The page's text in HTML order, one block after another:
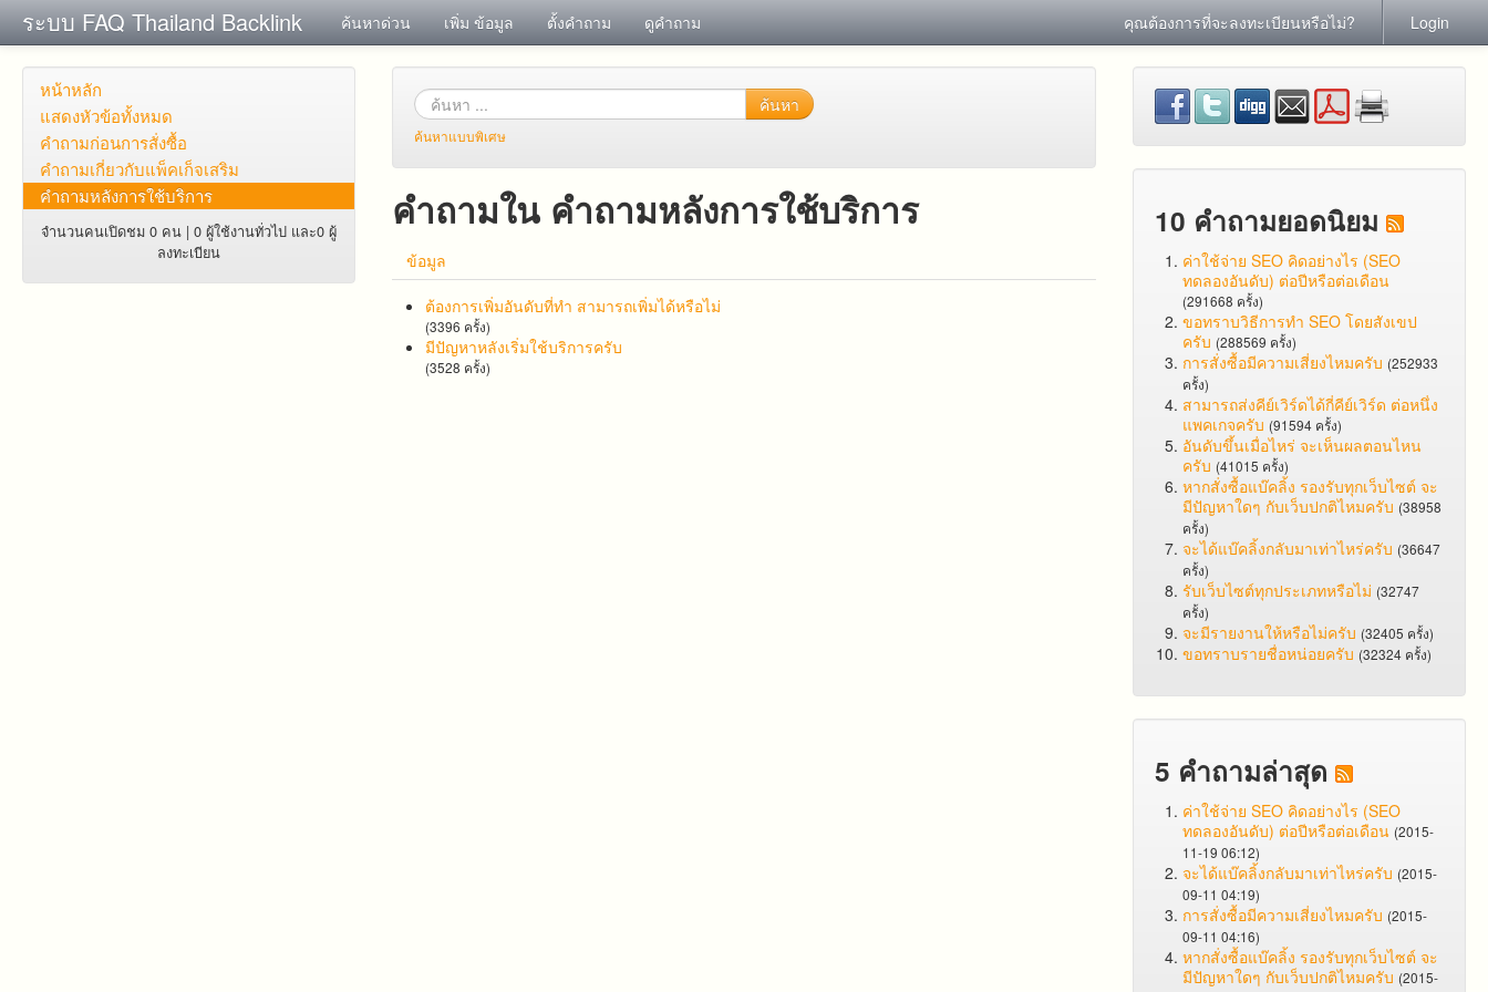
ระบบ FAQ Thailand Backlink ค้นหาด่วน เพิ่ม ข้อมูล ตั้งคำถาม ดูคำถาม คุณต้องการที่จะลงทะเบียนหรือไม่? Login
หน้าหลัก
แสดงหัวข้อทั้งหมด
คำถาม​ก่อน​การ​สั่งซื้อ​
คำถาม​เกี่ยว​กับ​แพ็คเก็จ​เสริม
คำถามหลังการใช้บริการ
จำนวนคนเปิดชม 0 คน | 0 ผู้ใช้งานทั่วไป และ0 ผู้
ลงทะเบียน
ค้นหา
ค้นหาแบบพิเศษ
คำถามใน คำถามหลังการใช้บริการ
ข้อมูล
ต้องการเพิ่มอันดับที่ทำ สามารถเพิ่มได้หรือไม่
(3396 ครั้ง)
มีปัญหาหลังเริ่มใช้บริการครับ
(3528 ครั้ง)
10 คำถามยอดนิยม
ค่าใช้จ่าย SEO คิดอย่างไร (SEO
ทดลองอันดับ) ต่อปีหรือต่อเดือน
(291668 ครั้ง)
ขอทราบวิธีการทำ SEO โดยสังเขป
ครับ (288569 ครั้ง)
การสั่งซื้อมีความเสี่ยงไหมครับ (252933
ครั้ง)
สามารถส่งคีย์เวิร์ดได้กี่คีย์เวิร์ด ต่อหนึ่ง
แพคเกจครับ (91594 ครั้ง)
อันดับขึ้นเมื่อไหร่ จะเห็นผลตอนไหน
ครับ (41015 ครั้ง)
หากสั่งซื้อแบ๊คลิ้ง รองรับทุกเว็บไซต์ จะ
มีปัญหาใดๆ กับเว็บปกติไหมครับ (38958
ครั้ง)
จะได้แบ๊คลิ้งกลับมาเท่าไหร่ครับ (36647
ครั้ง)
รับเว็บไซต์ทุกประเภทหรือไม่ (32747
ครั้ง)
จะมีรายงานให้หรือไม่ครับ (32405 ครั้ง)
ขอทราบรายชื่อหน่อยครับ (32324 ครั้ง)
5 คำถามล่าสุด
ค่าใช้จ่าย SEO คิดอย่างไร (SEO
ทดลองอันดับ) ต่อปีหรือต่อเดือน (2015-
11-19 06:12)
จะได้แบ๊คลิ้งกลับมาเท่าไหร่ครับ (2015-
09-11 04:19)
การสั่งซื้อมีความเสี่ยงไหมครับ (2015-
09-11 04:16)
หากสั่งซื้อแบ๊คลิ้ง รองรับทุกเว็บไซต์ จะ
มีปัญหาใดๆ กับเว็บปกติไหมครับ (2015-